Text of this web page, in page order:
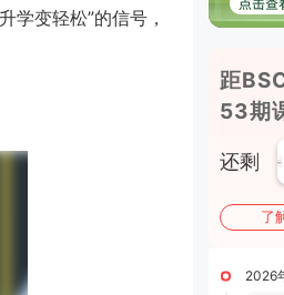
学变轻松”的信号，
距
53期
还剩
了
2026